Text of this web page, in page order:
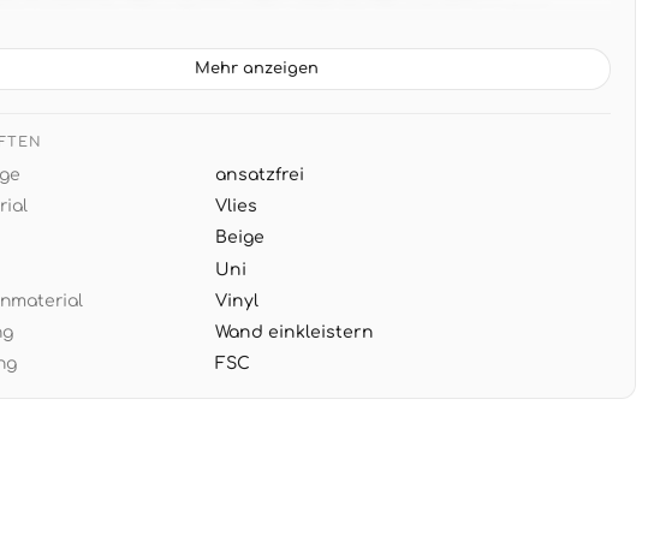
DESIGN: Warmes Beige mit dezenter Textilstruktur passt zu
und warmen Holztönen
VERARBEITUNG: Wand einkleistern und Tapete anbringen -
abziehbar für problemlosen Tapetenwechsel ohne
Mehr anzeigen
ansatzfrei
Vlies
Beige
Uni
Vinyl
Wand einkleistern
FSC